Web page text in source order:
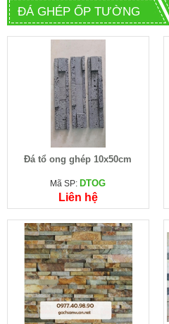
ĐÁ GHÉP ỐP TƯỜNG
Đá tổ ong ghép 10x50cm
Mã SP: DTOG
Liên hệ